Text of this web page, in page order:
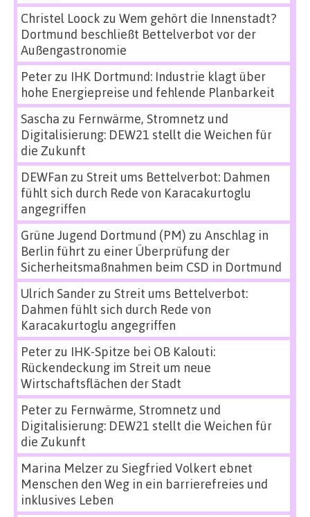
Christel Loock zu Wem gehört die Innenstadt?
Dortmund beschließt Bettelverbot vor der
Außengastronomie
Peterzu IHK Dortmund: Industrie klagt über
hohe Energiepreise und fehlende Planbarkeit
Sascha zu Fernwärme, Stromnetz und
Digitalisierung: DEW21 stellt die Weichen für
die Zukunft
DEWFan zu Streit ums Bettelverbot: Dahmen
fühlt sich durch Rede von Karacakurtoglu
angegriffen
Grüne Jugend Dortmund (PM) zu Anschlag in
Berlin führt zu einer Überprüfung der
Sicherheitsmaßnahmen beim CSD in Dortmund
Ulrich Sanderzu Streit ums Bettelverbot:
Dahmen fühlt sich durch Rede von
Karacakurtoglu angegriffen
Peterzu IHK-Spitze bei OB Kalouti:
Rückendeckung im Streit um neue
Wirtschaftsflächen der Stadt
Peterzu Fernwärme, Stromnetz und
Digitalisierung: DEW21 stellt die Weichen für
die Zukunft
Marina Melzerzu Siegfried Volkert ebnet
Menschen den Weg in ein barrierefreies und
inklusives Leben